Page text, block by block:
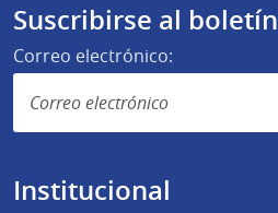
Suscribirse al boletín
Correo electrónico:
Institucional